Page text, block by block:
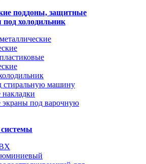
поддоны, защитные
под холодильник
стиральную машину
под варочную